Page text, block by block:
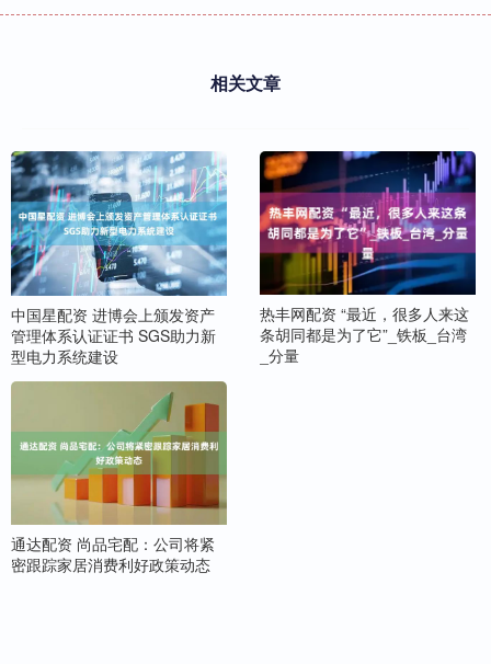
相关文章
中国星配资 进博会上颁发资产
管理体系认证证书 SGS助力新
型电力系统建设
热丰网配资 “最近，很多人来这
条胡同都是为了它”_铁板_台湾
_分量
通达配资 尚品宅配：公司将紧
密跟踪家居消费利好政策动态